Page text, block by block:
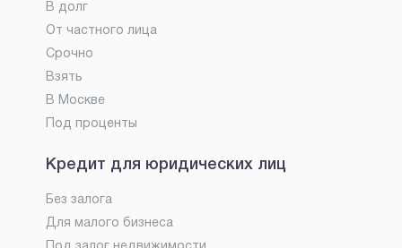
В долг
От частного лица
Срочно
Взять
В Москве
Под проценты
Кредит для юридических лиц
Без залога
Для малого бизнеса